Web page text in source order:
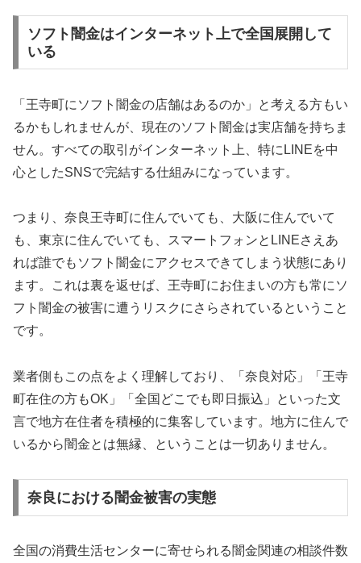
ソフト闇金はインターネット上で全国展開して
いる
「王寺町にソフト闇金の店舗はあるのか」と考える方もい
るかもしれませんが、現在のソフト闇金は実店舗を持ちま
せん。すべての取引がインターネット上、特にLINEを中
心としたSNSで完結する仕組みになっています。
つまり、奈良王寺町に住んでいても、大阪に住んでいて
も、東京に住んでいても、スマートフォンとLINEさえあ
れば誰でもソフト闇金にアクセスできてしまう状態にあり
ます。これは裏を返せば、王寺町にお住まいの方も常にソ
フト闇金の被害に遭うリスクにさらされているということ
です。
業者側もこの点をよく理解しており、「奈良対応」「王寺
町在住の方もOK」「全国どこでも即日振込」といった文
言で地方在住者を積極的に集客しています。地方に住んで
いるから闇金とは無縁、ということは一切ありません。
奈良における闇金被害の実態
全国の消費生活センターに寄せられる闇金関連の相談件数